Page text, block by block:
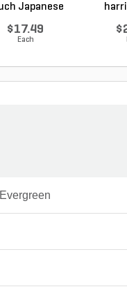
Japanese
$17.49
Each